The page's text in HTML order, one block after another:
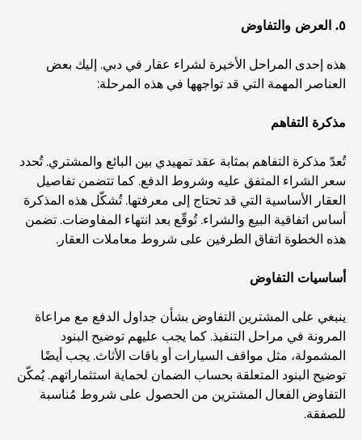
مطاعم شاطئ J1: وجهة دبي الجديدة لتناول الطعام الفاخر
أغلى ساعات رولكس التي بيعت على الإطلاق
أفضل المقاهي في وسط مدينة دبي: دليل شامل لعشاق القهوة
الانتقال إلى دبي من أستراليا: دليل شامل للانتقال
رحلة سفاري فاخرة ليلية في دبي: ملاذ فاخر
٥. العرض والتفاوض
هذه إحدى المراحل الأخيرة لشراء عقار في دبي. إليك بعض
العناصر المهمة التي قد تواجهها في هذه المرحلة:
مذكرة التفاهم
تُعدّ مذكرة التفاهم بمثابة عقد تمهيدي بين البائع والمشتري. تُحدد
سعر الشراء المتفق عليه وشروط الدفع. كما تتضمن تفاصيل
العقار الأساسية التي قد تحتاج إلى معرفتها. تُشكّل هذه المذكرة
أساس اتفاقية البيع والشراء. تُوقّع بعد انتهاء المفاوضات. تضمن
هذه الخطوة اتفاق الطرفين على شروط معاملات العقار.
أساسيات التفاوض
ينبغي على المشترين التفاوض بشأن جداول الدفع مع مراعاة
المرونة في مراحل التنفيذ. كما يجب عليهم توضيح البنود
المشمولة، مثل مواقف السيارات أو باقات الأثاث. يجب أيضًا
توضيح البنود المتعلقة بحساب الضمان لحماية استثماراتهم. يُمكّن
التفاوض الفعال المشترين من الحصول على شروط مُناسبة
للصفقة.